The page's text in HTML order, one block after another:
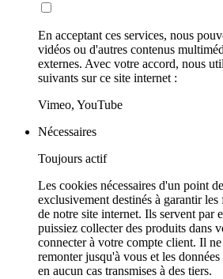
En acceptant ces services, nous
vidéos ou d'autres contenus
externes. Avec votre accord, nous
suivants sur ce site internet :
Vimeo, YouTube
Nécessaires
Toujours actif
Les cookies nécessaires d'un point
exclusivement destinés à garantir
de notre site internet. Ils servent par
puissiez collecter des produits dans
connecter à votre compte client. Il
remonter jusqu'à vous et les
en aucun cas transmises à des tiers.